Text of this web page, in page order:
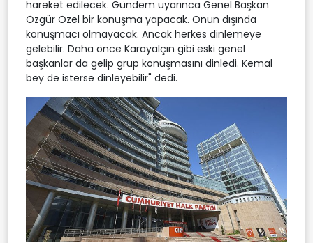
hareket edilecek. Gündem uyarınca Genel Başkan
Özgür Özel bir konuşma yapacak. Onun dışında
konuşmacı olmayacak. Ancak herkes dinlemeye
gelebilir. Daha önce Karayalçın gibi eski genel
başkanlar da gelip grup konuşmasını dinledi. Kemal
bey de isterse dinleyebilir" dedi.